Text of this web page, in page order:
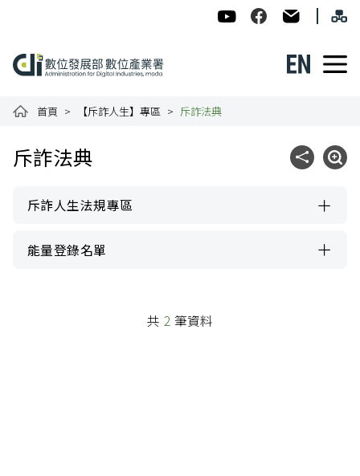
English
首頁 【斥詐人生】專區 斥詐法典
斥詐法典 社群分享展開
斥詐人生法規專區
能量登錄名單
共 2 筆資料